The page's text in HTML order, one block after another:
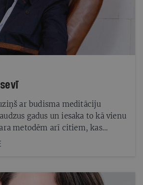
ar budisma meditāciju
gadus un iesaka to kā vienu
metodēm arī citiem, kas
pārņemtajā pasaulē meklē